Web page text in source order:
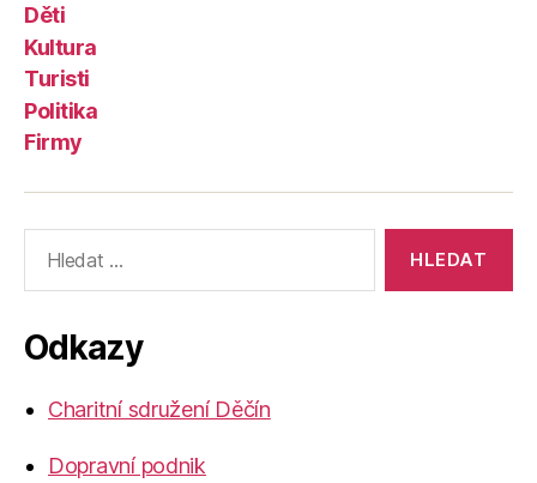
Děti
Kultura
Turisti
Politika
Firmy
vyhledávání:
Odkazy
Charitní sdružení Děčín
Dopravní podnik